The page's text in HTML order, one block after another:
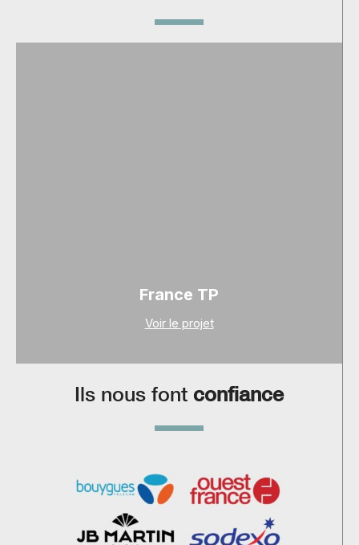
France TP
Voir le projet
Ils nous font confiance